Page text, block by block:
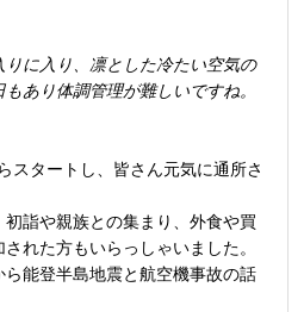
に入り、凛とした冷たい空気の
あり体調管理が難しいですね。
スタートし、皆さん元気に通所さ
詣や親族との集まり、外食や買
れた方もいらっしゃいました。
ら能登半島地震と航空機事故の話